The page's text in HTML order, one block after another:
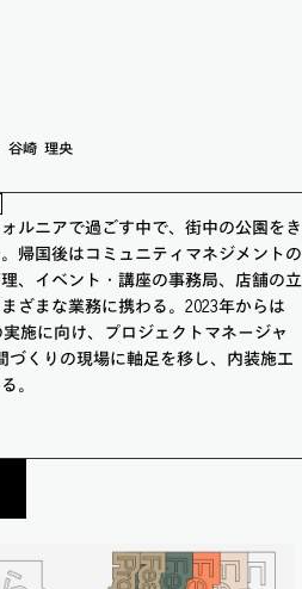
谷崎 理央
ルニアで過ごす中で、街中の公園をき
帰国後はコミュニティマネジメントの
、イベント・講座の事務局、店舗の立
ざまな業務に携わる。2023年からは
施に向け、プロジェクトマネージャ
づくりの現場に軸足を移し、内装施工
。